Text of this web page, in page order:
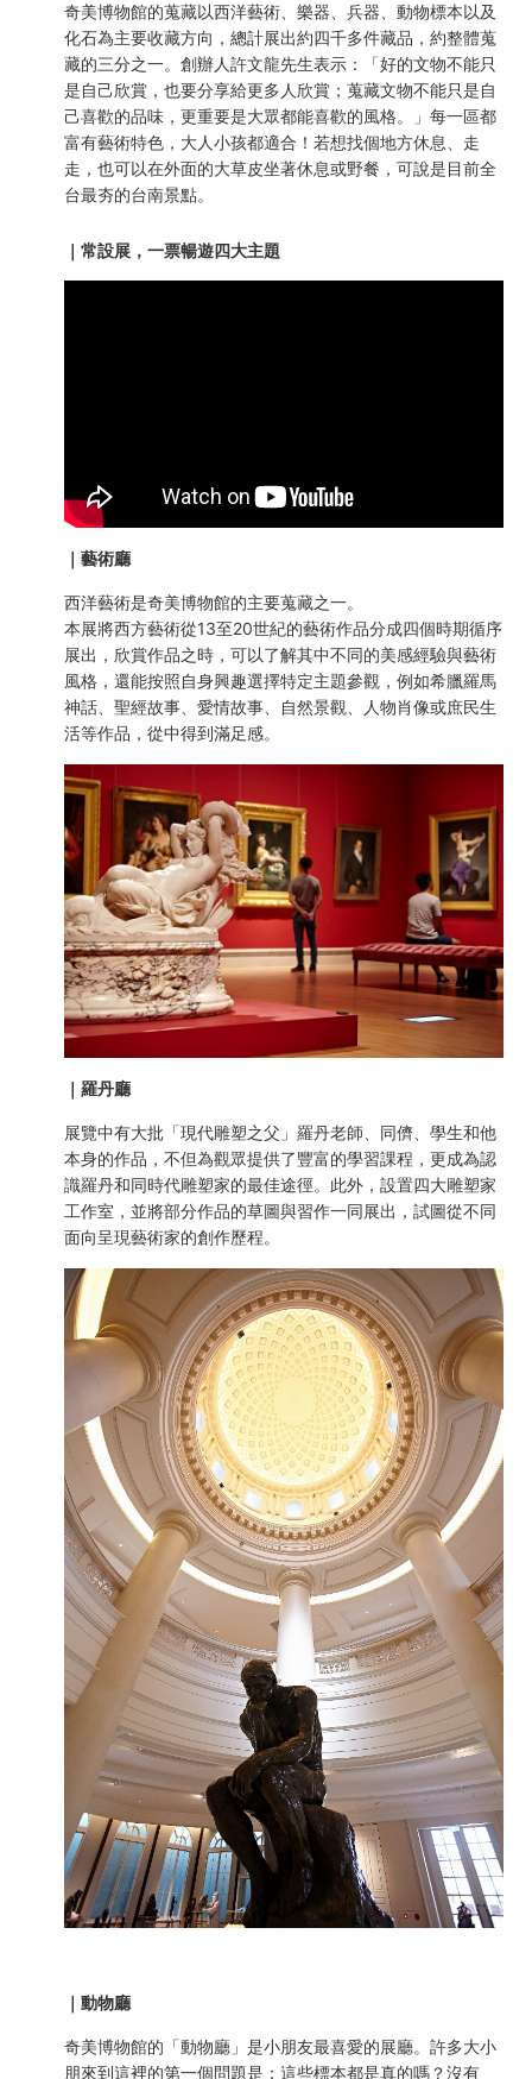
Tainan
Easy
Trip
奇美博物館的蒐藏以西洋藝術、樂器、兵器、動物標本以及
化石為主要收藏方向，總計展出約四千多件藏品，約整體蒐
藏的三分之一。創辦人許文龍先生表示：「好的文物不能只
是自己欣賞，也要分享給更多人欣賞；蒐藏文物不能只是自
己喜歡的品味，更重要是大眾都能喜歡的風格。」每一區都
富有藝術特色，大人小孩都適合！若想找個地方休息、走
走，也可以在外面的大草皮坐著休息或野餐，可說是目前全
台最夯的台南景點。
｜常設展，一票暢遊四大主題
｜藝術廳
西洋藝術是奇美博物館的主要蒐藏之一。
本展將西方藝術從13至20世紀的藝術作品分成四個時期循序
展出，欣賞作品之時，可以了解其中不同的美感經驗與藝術
風格，還能按照自身興趣選擇特定主題參觀，例如希臘羅馬
神話、聖經故事、愛情故事、自然景觀、人物肖像或庶民生
活等作品，從中得到滿足感。
｜羅丹廳
展覽中有大批「現代雕塑之父」羅丹老師、同儕、學生和他
本身的作品，不但為觀眾提供了豐富的學習課程，更成為認
識羅丹和同時代雕塑家的最佳途徑。此外，設置四大雕塑家
工作室，並將部分作品的草圖與習作一同展出，試圖從不同
面向呈現藝術家的創作歷程。
｜動物廳
奇美博物館的「動物廳」是小朋友最喜愛的展廳。許多大小
朋來到這裡的第一個問題是：這些標本都是真的嗎？沒有